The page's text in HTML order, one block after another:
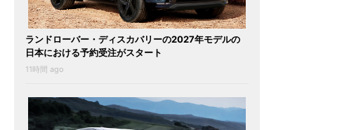
ランドローバー・ディスカバリーの2027年モデルの
日本における予約受注がスタート
11時間 ago